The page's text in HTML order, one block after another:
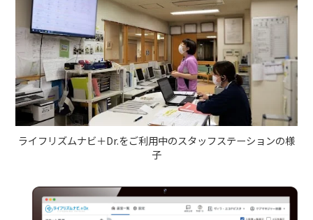
ライフリズムナビ＋Dr.をご利用中のスタッフステーションの様
子